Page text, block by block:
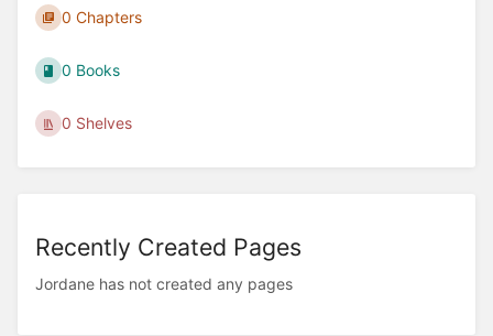
0 Chapters
0 Books
0 Shelves
Recently Created Pages
Jordane has not created any pages